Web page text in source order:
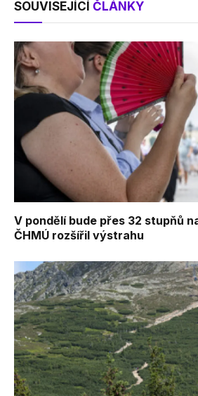
SOUVISEJÍCÍ ČLÁNKY
V pondělí bude přes 32 stupňů
ČHMÚ rozšířil výstrahu